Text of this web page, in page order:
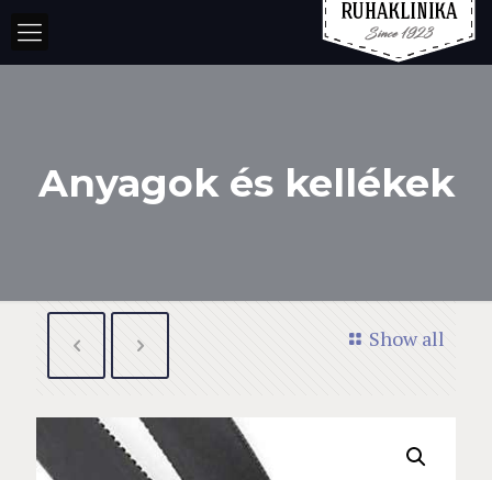
Anyagok és kellékek
Show all